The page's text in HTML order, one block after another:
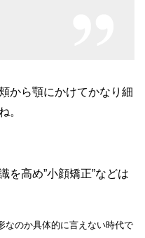
から顎にかけてかなり細
。
を高め”小顔矯正”などは
なのか具体的に言えない時代で